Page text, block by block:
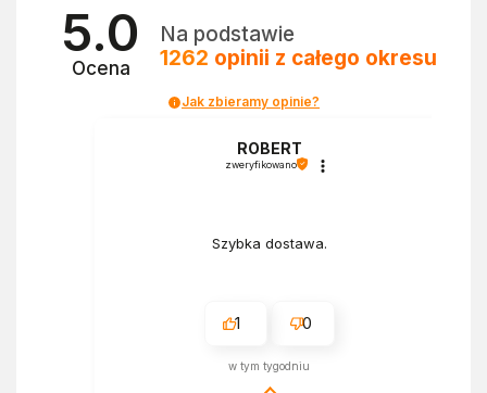
5.0
Ocena
Na podstawie
1262 opinii z całego okresu
Jak zbieramy opinie?
ROBERT
zweryfikowano
Szybka dostawa.
1 0
w tym tygodniu